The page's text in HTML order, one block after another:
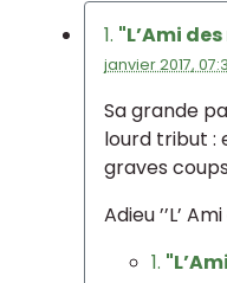
1. "L’Ami
janvier 2017,
Sa grande
lourd tribut :
graves
Adieu ’’L’
1.